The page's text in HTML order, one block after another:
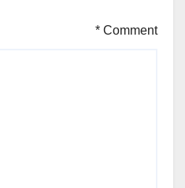
Comment
*